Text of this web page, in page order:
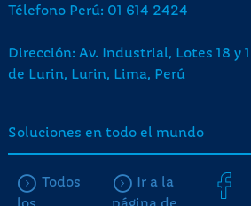
Télefono Perú: 01 614 2424
Dirección: Av. Industrial, Lotes 18 y
de Lurin, Lurin, Lima, Perú
Soluciones en todo el mundo
Todos
Ir a la